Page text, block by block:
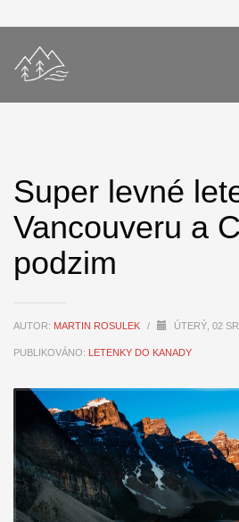
Super levné
Vancouveru a
podzim
AUTOR: MARTIN ROSULEK / ÚTERÝ, 02
PUBLIKOVÁNO: LETENKY DO KANADY